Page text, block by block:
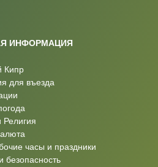
ИНФОРМАЦИЯ
Кипр
для въезда
Религия
часы и праздники
безопасность